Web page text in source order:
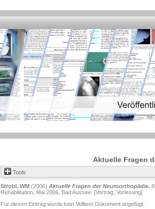
Aktuelle Fragen
Tools
Strobl, WM (2006) Aktuelle Fragen der Neuroorthopädie.
Rehabilitation, Mai 2006, Bad Aussee. [Vortrag, Vorlesung]
Für diesen Eintrag wurde kein Volltext-Dokument angefügt.